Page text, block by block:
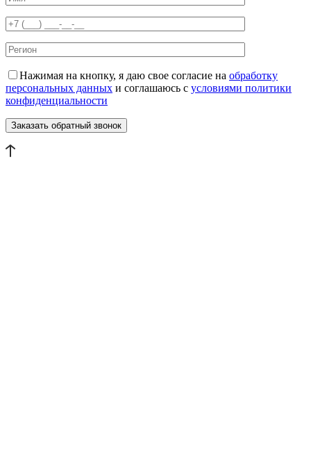
Нажимая на кнопку, я даю свое согласие на обработку
персональных данных и соглашаюсь с условиями политики
конфиденциальности